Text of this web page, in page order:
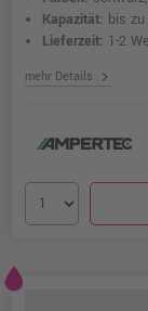
Kapazität: bis
Lieferzeit: 1-2
mehr Details chevron_right